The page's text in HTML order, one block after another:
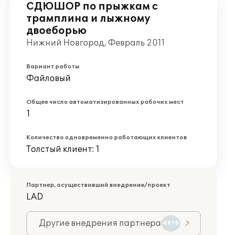
СДЮШОР по прыжкам с
трамплина и лыжному
двоеборью
Нижний Новгород, Февраль 2011
Вариант работы
Файловый
Общее число автоматизированных рабочих мест
1
Количество одновременно работающих клиентов
Толстый клиент: 1
Партнер, осуществивший внедрение/проект
LAD
Другие внедрения партнера 4978